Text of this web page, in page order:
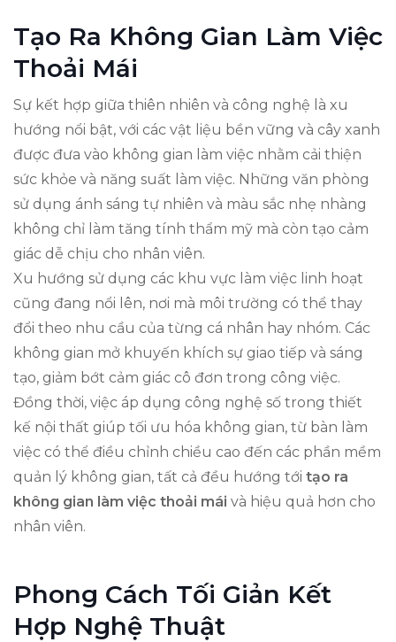
Tạo Ra Không Gian Làm Việc
Thoải Mái
Sự kết hợp giữa thiên nhiên và công nghệ là xu
hướng nổi bật, với các vật liệu bền vững và cây xanh
được đưa vào không gian làm việc nhằm cải thiện
sức khỏe và năng suất làm việc. Những văn phòng
sử dụng ánh sáng tự nhiên và màu sắc nhẹ nhàng
không chỉ làm tăng tính thẩm mỹ mà còn tạo cảm
giác dễ chịu cho nhân viên.
Xu hướng sử dụng các khu vực làm việc linh hoạt
cũng đang nổi lên, nơi mà môi trường có thể thay
đổi theo nhu cầu của từng cá nhân hay nhóm. Các
không gian mở khuyến khích sự giao tiếp và sáng
tạo, giảm bớt cảm giác cô đơn trong công việc.
Đồng thời, việc áp dụng công nghệ số trong thiết
kế nội thất giúp tối ưu hóa không gian, từ bàn làm
việc có thể điều chỉnh chiều cao đến các phần mềm
quản lý không gian, tất cả đều hướng tới tạo ra
không gian làm việc thoải mái và hiệu quả hơn cho
nhân viên.
Phong Cách Tối Giản Kết
Hợp Nghệ Thuật